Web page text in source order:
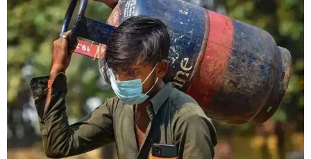
প্ৰযুক্তি
Videos